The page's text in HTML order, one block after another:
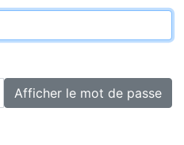
Afficher le mot de passe